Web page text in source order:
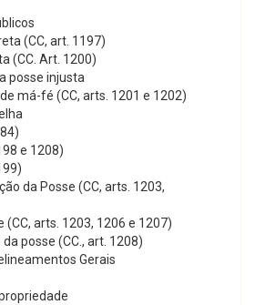
(CC, art. 1197)
(CC. Art. 1200)
posse injusta
má-fé (CC, arts. 1201 e 1202)
e 1208)
da Posse (CC, arts. 1203,
arts. 1203, 1206 e 1207)
posse (CC., art. 1208)
Gerais